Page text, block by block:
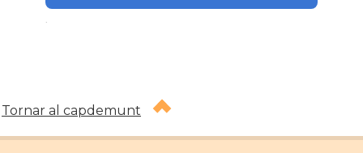
Tornar al capdemunt